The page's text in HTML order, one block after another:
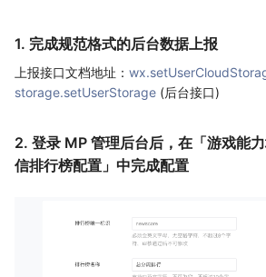
1. 完成规范格式的后台数据上报
上报接口文档地址：
storage.setUserStorage (后台接口)
2. 登录 MP 管理后台后，在「游戏能
信排行榜配置」中完成配置